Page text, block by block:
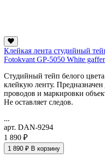
Клейкая лента студийный
Fotokvant GP-5050 White
Студийный тейп белого
клейкую ленту.
проводов и маркировки
Не оставляет следов.
...
арт. DAN-9294
1 890 ₽
1 890 ₽ В корзину